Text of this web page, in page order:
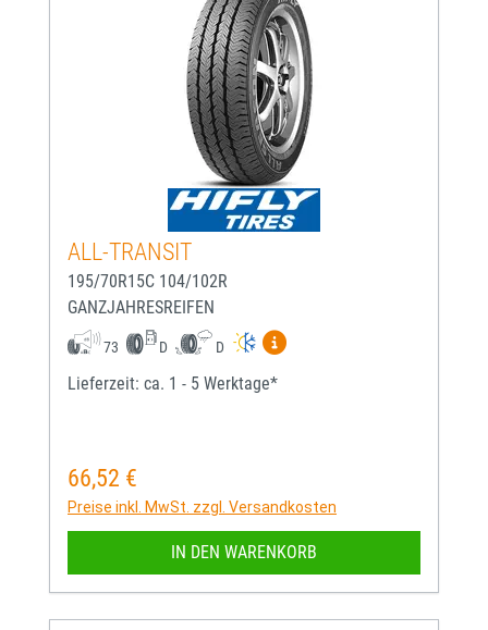
ALL-TRANSIT
195/70R15C 104/102R
GANZJAHRESREIFEN
73 D D
Mehr Informationen zum
Lieferzeit: ca. 1 - 5 Werktage*
Regulärer Preis:
66,52 €
Preise inkl. MwSt. zzgl. Versandkosten
IN DEN WARENKORB